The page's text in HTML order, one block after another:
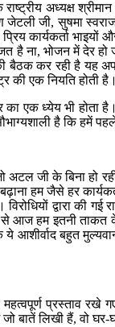
राष्ट्रीय अध्यक्ष
जेटली जी, सुषमा
कार्यकर्ता
ना, भोजन में देर हो
बैठक कर रही है यह
की एक नियति होती है।
एक ध्येय भी होता है।
है कि हमें
अटल जी के बिना हो
हम जैसे हर कार्यकर्ता
विरोधियों द्वारा
आज हम इतनी ताकत
आशीर्वाद बहुत
महत्वपूर्ण प्रस्ताव
बातें लिखी हैं, वो